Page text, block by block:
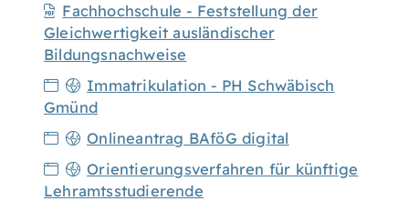
Fachhochschule - Feststellung der
Gleichwertigkeit ausländischer
Bildungsnachweise
Immatrikulation - PH Schwäbisch
Gmünd
Onlineantrag BAföG digital
Orientierungsverfahren für künftige
Lehramtsstudierende